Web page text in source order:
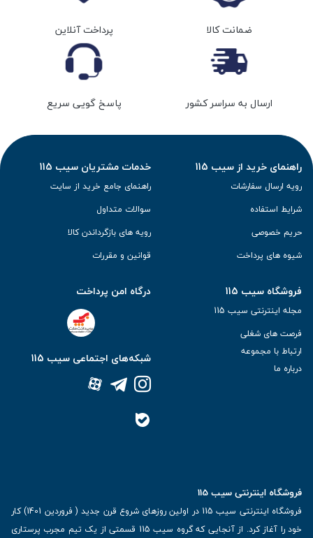
ضمانت کالا پرداخت آنلاین
ارسال به سراسر کشور پاسخ گویی سریع
راهنمای خرید از سیب 115
رویه ارسال سفارشات
شرایط استفاده
حریم خصوصی
شیوه های پرداخت
خدمات مشتریان سیب 115
راهنمای جامع خرید از سایت
سوالات متداول
رویه های بازگرداندن کالا
قوانین و مقررات
فروشگاه سیب 115
مجله اینترنتی سیب 115
فرصت های شغلی
ارتباط با مجموعه
درباره ما
درگاه امن پرداخت
شبکه‌های اجتماعی سیب 115
فروشگاه اینترنتی سیب 115
فروشگاه اینترنتی سیب 115 در اولین روزهای شروع قرن جدید ( فروردین 1401) کار
خود را آغاز کرد. از آنجایی که گروه سیب 115 قسمتی از یک تیم مجرب پرستاری